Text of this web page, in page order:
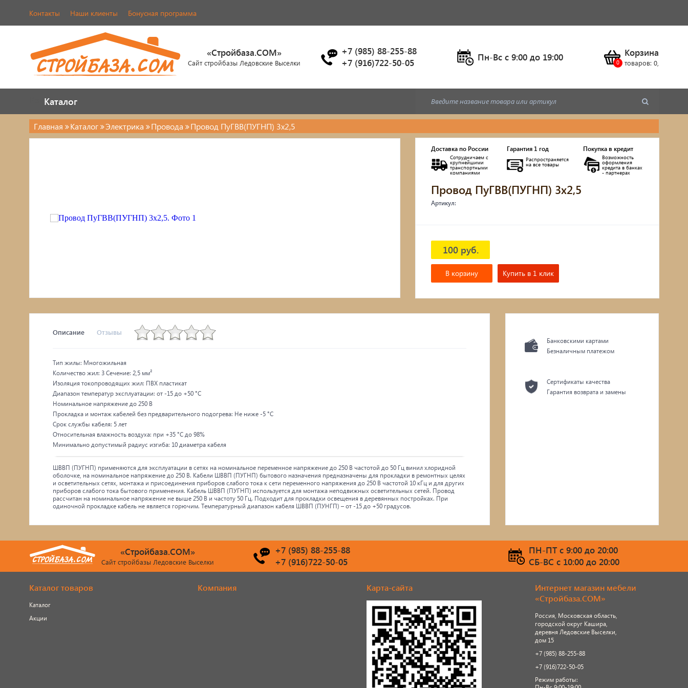
Контакты Наши клиенты Бонусная программа
«Стройбаза.COM»
Сайт стройбазы Ледовские Выселки
+7 (985) 88-255-88
+7 (916)722-50-05
Пн-Вс c 9:00 до 19:00 Корзина
товаров: 0,
Каталог
Каталог
Электрика
Главная Каталог Электрика Провода Провод ПуГВВ(ПУГНП) 3х2,5
Доставка по России
Сотрудничаем с
крупнейшими
транспортными
компаниями
Гарантия 1 год
Распространяется
на все товары
Покупка в кредит
Возможность
оформления
кредита в банках
- партнерах
Провод ПуГВВ(ПУГНП) 3х2,5
Артикул:
100 руб.
В корзину Купить в 1 клик
Описание Отзывы
Тип жилы: Многожильная
Количество жил: 3 Сечение: 2,5 мм²
Изоляция токопроводящих жил: ПВХ пластикат
Диапазон температур эксплуатации: от -15 до +50 °С
Номинальное напряжение до 250 В
Прокладка и монтаж кабелей без предварительного подогрева: Не ниже -5 °С
Срок службы кабеля: 5 лет
Относительная влажность воздуха: при +35 °С до 98%
Минимально допустимый радиус изгиба: 10 диаметра кабеля
ШВВП (ПУГНП) применяются для эксплуатации в сетях на номинальное переменное напряжение до 250 В частотой до 50 Гц винил хлоридной
оболочке, на номинальное напряжение до 250 В. Кабели ШВВП (ПУГНП) бытового назначения предназначены для прокладки в ремонтных целях
и осветительных сетях, монтажа и присоединения приборов слабого тока к сети переменного напряжения до 250 В частотой 10 кГц и для других
приборов слабого тока бытового применения. Кабель ШВВП (ПУГНП) используется для монтажа неподвижных осветительных сетей. Провод
рассчитан на номинальное напряжение не выше 250 В и частоту 50 Гц. Подходит для прокладки освещения в деревянных постройках. При
одиночной прокладке кабель не является горючим. Температурный диапазон кабеля ШВВП (ПУНГП) – от -15 до +50 градусов.
Банковскими картами
Безналичным платежом
Сертификаты качества
Гарантия возврата и замены
«Стройбаза.COM»
Сайт стройбазы Ледовские Выселки
+7 (985) 88-255-88
+7 (916)722-50-05
ПН-ПТ c 9:00 до 20:00
СБ-ВС c 10:00 до 20:00
Каталог товаров
Каталог
Акции
Компания Карта-сайта
Интернет магазин мебели
«Стройбаза.COM»
Россия, Московская область,
городской округ Кашира,
деревня Ледовские Выселки,
дом 15
+7 (985) 88-255-88
+7 (916)722-50-05
Режим работы: